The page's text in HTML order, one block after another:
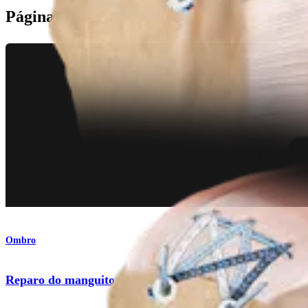
Páginas Relacionadas
Ombro
Reparo do manguito rotador com FiberTak®